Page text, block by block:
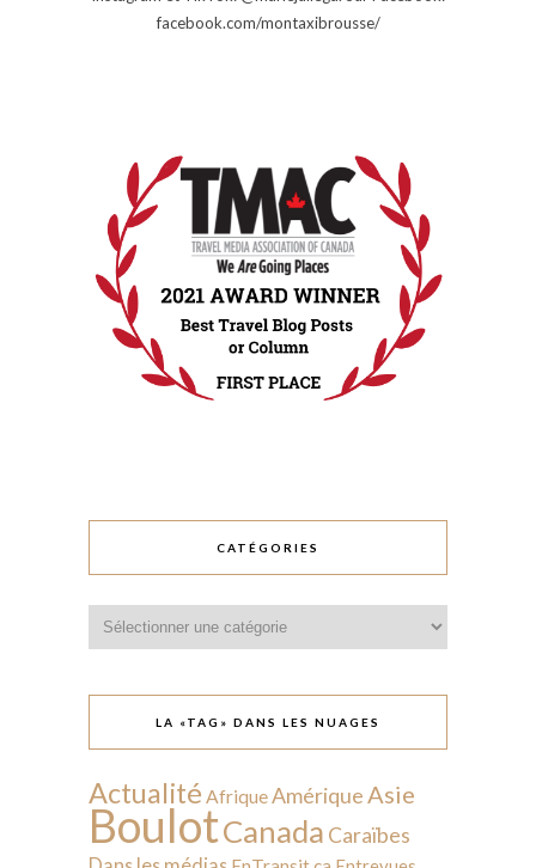
facebook.com/montaxibrousse/
CATÉGORIES
LA «TAG» DANS LES NUAGES
Actualité AfriqueAmérique Asie
BoulotCanada Caraïbes